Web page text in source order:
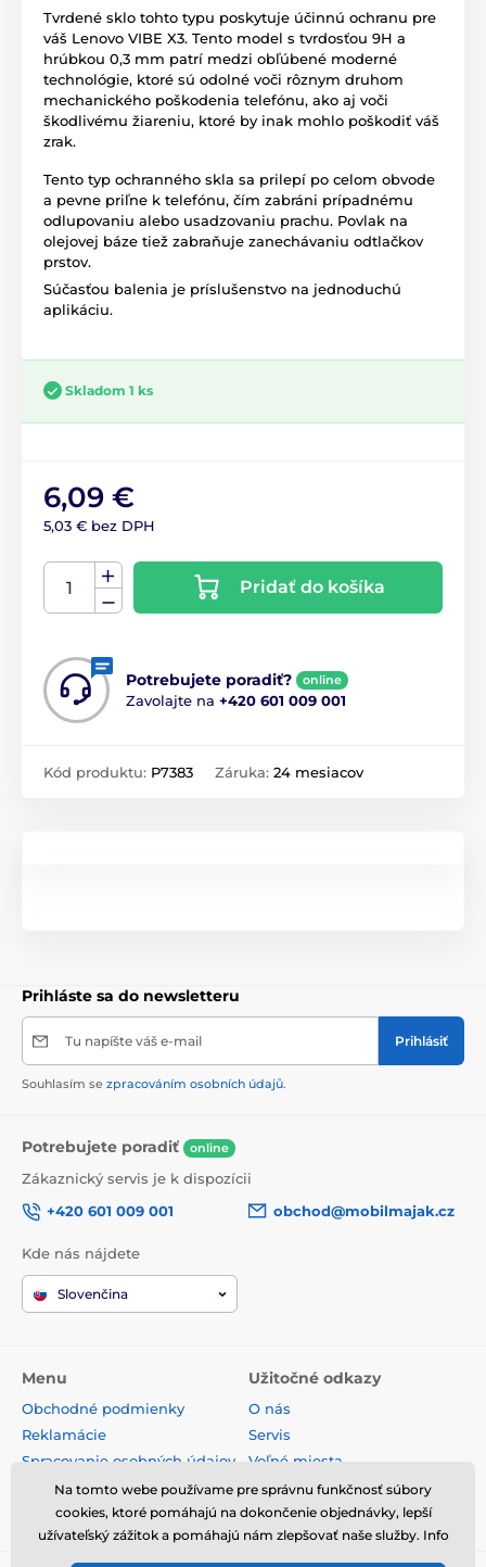
Tvrdené sklo tohto typu poskytuje účinnú ochranu pre
váš Lenovo VIBE X3. Tento model s tvrdosťou 9H a
hrúbkou 0,3 mm patrí medzi obľúbené moderné
technológie, ktoré sú odolné voči rôznym druhom
mechanického poškodenia telefónu, ako aj voči
škodlivému žiareniu, ktoré by inak mohlo poškodiť váš
zrak.
Tento typ ochranného skla sa prilepí po celom obvode
a pevne priľne k telefónu, čím zabráni prípadnému
odlupovaniu alebo usadzovaniu prachu. Povlak na
olejovej báze tiež zabraňuje zanechávaniu odtlačkov
prstov.
Súčasťou balenia je príslušenstvo na jednoduchú
aplikáciu.
Skladom 1 ks
6,09 €
5,03 € bez DPH
Pridať do košíka
Potrebujete poradiť? online
Zavolajte na +420 601 009 001
Kód produktu: P7383 Záruka: 24 mesiacov
Prihláste sa do newsletteru
Tu napíšte váš e-mail Prihlásiť
Souhlasím se zpracováním osobních údajů.
Potrebujete poradiť online
Zákaznický servis je k dispozícii
+420 601 009 001
obchod@mobilmajak.cz
Kde nás nájdete
Slovenčina
Menu
Obchodné podmienky
Reklamácie
Spracovanie osobných údajov
Doprava a platba
Odstúpenie od zmluvy
Užitočné odkazy
O nás
Servis
Voľné miesta
Kontakt
Na tomto webe používame pre správnu funkčnosť súbory
cookies, ktoré pomáhajú na dokončenie objednávky, lepší
užívateľský zážitok a pomáhajú nám zlepšovať naše služby. Info